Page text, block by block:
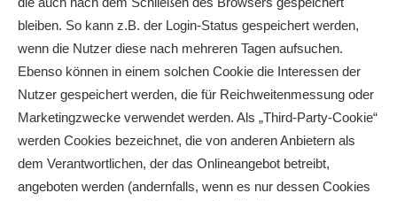
bleiben. So kann z.B. der Login-Status gespeichert werden,
wenn die Nutzer diese nach mehreren Tagen aufsuchen.
Ebenso können in einem solchen Cookie die Interessen der
Nutzer gespeichert werden, die für Reichweitenmessung oder
Marketingzwecke verwendet werden. Als „Third-Party-Cookie“
werden Cookies bezeichnet, die von anderen Anbietern als
dem Verantwortlichen, der das Onlineangebot betreibt,
angeboten werden (andernfalls, wenn es nur dessen Cookies